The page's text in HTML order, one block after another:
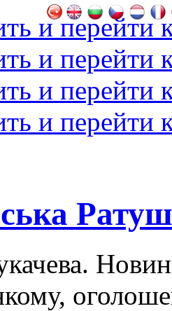
и перейти
и перейти
и перейти
и перейти